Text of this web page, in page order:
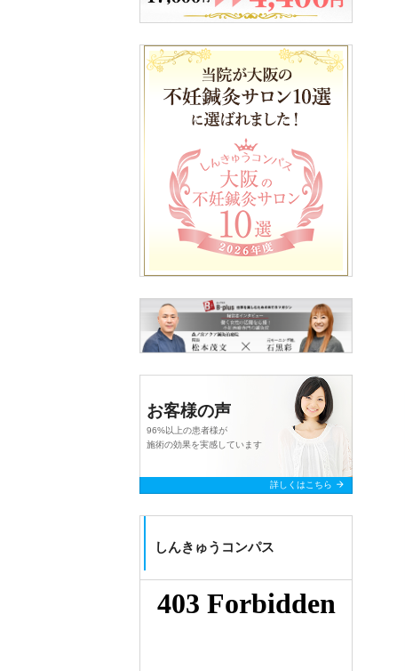
お客様の声
96%以上の患者様が
施術の効果を実感しています
詳しくはこちら arrow_forward
しんきゅうコンパス